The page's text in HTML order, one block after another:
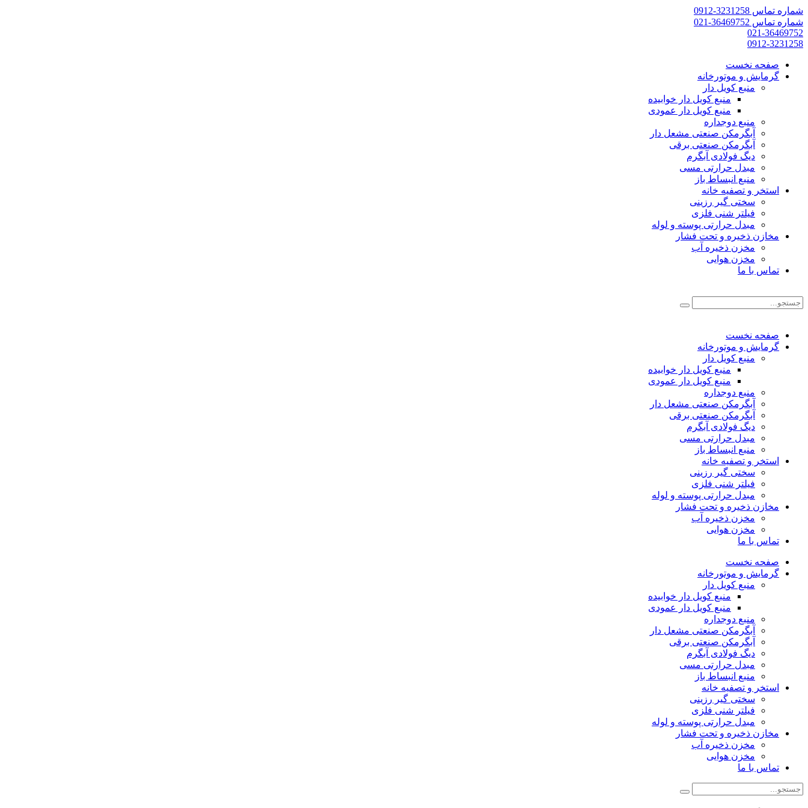
شماره تماس 3231258-0912
شماره تماس 36469752-021
021-36469752
0912-3231258
صفحه نخست
گرمایش و موتورخانه
منبع کویل دار
منبع کویل دار خوابیده
منبع کویل دار عمودی
منبع دوجداره
آبگرمکن صنعتی مشعل دار
آبگرمکن صنعتی برقی
دیگ فولادی آبگرم
مبدل حرارتی مسی
منبع انبساط باز
استخر و تصفیه خانه
سختی گیر رزینی
فیلتر شنی فلزی
مبدل حرارتی پوسته و لوله
مخازن ذخیره و تحت فشار
مخزن ذخیره آب
مخزن هوایی
تماس با ما
صفحه نخست
گرمایش و موتورخانه
منبع کویل دار
منبع کویل دار خوابیده
منبع کویل دار عمودی
منبع دوجداره
آبگرمکن صنعتی مشعل دار
آبگرمکن صنعتی برقی
دیگ فولادی آبگرم
مبدل حرارتی مسی
منبع انبساط باز
استخر و تصفیه خانه
سختی گیر رزینی
فیلتر شنی فلزی
مبدل حرارتی پوسته و لوله
مخازن ذخیره و تحت فشار
مخزن ذخیره آب
مخزن هوایی
تماس با ما
صفحه نخست
گرمایش و موتورخانه
منبع کویل دار
منبع کویل دار خوابیده
منبع کویل دار عمودی
منبع دوجداره
آبگرمکن صنعتی مشعل دار
آبگرمکن صنعتی برقی
دیگ فولادی آبگرم
مبدل حرارتی مسی
منبع انبساط باز
استخر و تصفیه خانه
سختی گیر رزینی
فیلتر شنی فلزی
مبدل حرارتی پوسته و لوله
مخازن ذخیره و تحت فشار
مخزن ذخیره آب
مخزن هوایی
تماس با ما